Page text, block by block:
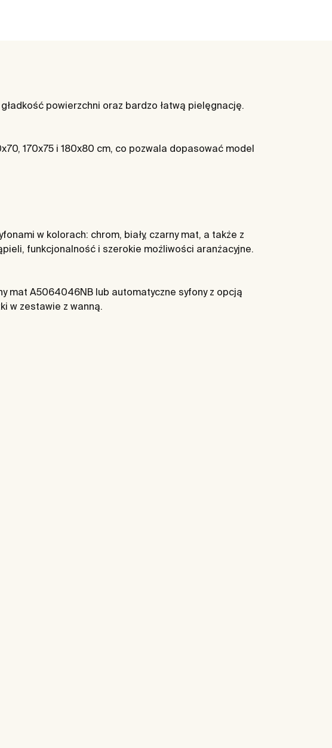
powierzchni oraz bardzo łatwą pielęgnację.
170x75 i 180x80 cm, co pozwala dopasować model
w kolorach: chrom, biały, czarny mat, a także z
funkcjonalność i szerokie możliwości aranżacyjne.
mat A5064046NB lub automatyczne syfony z opcją
w zestawie z wanną.